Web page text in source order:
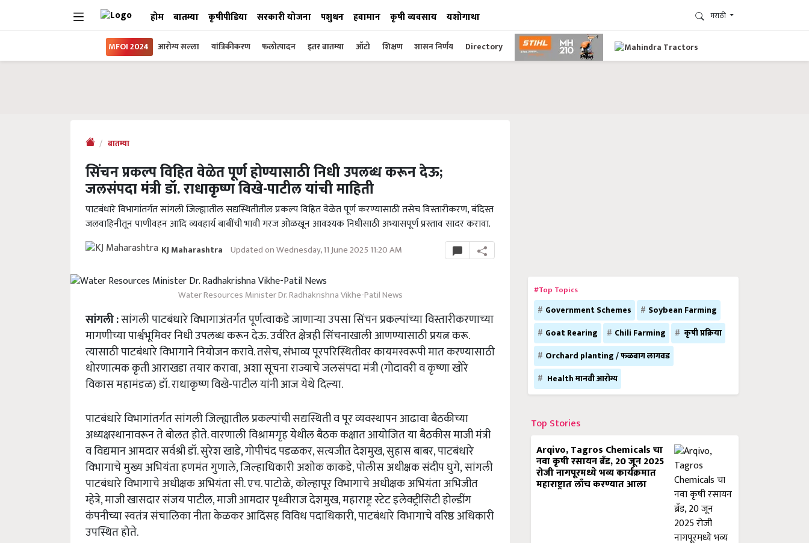
होम बातम्या कृषीपीडिया सरकारी योजना पशुधन हवामान कृषी व्यवसाय यशोगाथा मराठी
MFOI 2024 आरोग्य सल्ला यांत्रिकीकरण फलोत्पादन इतर बातम्या ऑटो शिक्षण शासन निर्णय Directory
बातम्या
सिंचन प्रकल्प विहित वेळेत पूर्ण होण्यासाठी निधी उपलब्ध करून देऊ;
जलसंपदा मंत्री डॉ. राधाकृष्ण विखे-पाटील यांची माहिती
पाटबंधारे विभागांतर्गत सांगली जिल्ह्यातील सद्यस्थितीतील प्रकल्प विहित वेळेत पूर्ण करण्यासाठी तसेच विस्तारीकरण, बंदिस्त
जलवाहिनीतून पाणीवहन आदि व्यवहार्य बाबींची भावी गरज ओळखून आवश्यक निधीसाठी अभ्यासपूर्ण प्रस्ताव सादर करावा.
KJ Maharashtra Updated on Wednesday, 11 June 2025 11:20 AM
Water Resources Minister Dr. Radhakrishna Vikhe-Patil News
सांगली:सांगलीपाटबंधारेविभागाअंतर्गतपूर्णत्वाकडेजाणाऱ्याउपसासिंचनप्रकल्पांच्याविस्तारीकरणाच्या
मागणीच्यापार्श्वभूमिवरनिधीउपलब्धकरूनदेऊ.उर्वरितक्षेत्रहीसिंचनाखालीआणण्यासाठीप्रयत्नकरू.
त्यासाठीपाटबंधारेविभागानेनियोजनकरावे.तसेच,संभाव्यपूरपरिस्थितीवरकायमस्वरूपीमातकरण्यासाठी
धोरणात्मककृतीआराखडातयारकरावा,अशासूचनाराज्याचेजलसंपदामंत्री(गोदावरीवकृष्णाखोरे
विकासमहामंडळ)डॉ.राधाकृष्णविखे-पाटीलयांनीआजयेथेदिल्या.
पाटबंधारेविभागांतर्गतसांगलीजिल्ह्यातीलप्रकल्पांचीसद्यस्थितीवपूरव्यवस्थापनआढावाबैठकीच्या
अध्यक्षस्थानावरूनतेबोलतहोते.वारणालीविश्रामगृहयेथीलबैठककक्षातआयोजितयाबैठकीसमाजीमंत्री
वविद्यमानआमदारसर्वश्रीडॉ.सुरेशखाडे,गोपीचंदपडळकर,सत्यजीतदेशमुख,सुहासबाबर,पाटबंधारे
विभागाचेमुख्यअभियंताहणमंतगुणाले,जिल्हाधिकारीअशोककाकडे,पोलीसअधीक्षकसंदीपघुगे,सांगली
पाटबंधारेविभागाचेअधीक्षकअभियंतासी.एच.पाटोळे,कोल्हापूरविभागाचेअधीक्षकअभियंताअभिजीत
म्हेत्रे,माजीखासदारसंजयपाटील,माजीआमदारपृथ्वीराजदेशमुख,महाराष्ट्रस्टेटइलेक्ट्रीसिटीहोल्डींग
कंपनीच्यास्वतंत्रसंचालिकानीताकेळकरआदिंसहविविधपदाधिकारी,पाटबंधारेविभागाचेवरिष्ठअधिकारी
उपस्थितहोते.
#Top Topics
Government Schemes
Soybean Farming
Goat Rearing
Chili Farming
कृषी प्रक्रिया
Orchard planting / फळबाग लागवड
Health मानवी आरोग्य
Top Stories
Arqivo, Tagros Chemicals चा
नवा कृषी रसायन ब्रँड, 20 जून 2025
रोजी नागपूरमध्ये भव्य कार्यक्रमात
महाराष्ट्रात लाँच करण्यात आला